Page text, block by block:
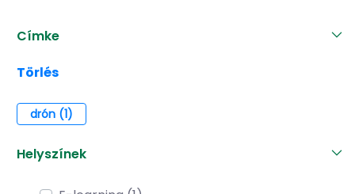
Címke
Törlés
drón (1)
Helyszínek